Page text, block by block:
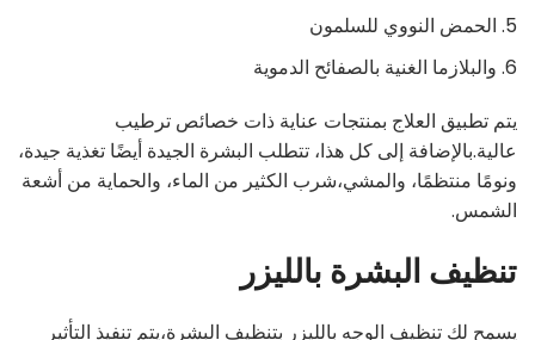
الحمض النووي للسلمون
والبلازما الغنية بالصفائح الدموية
يتم تطبيق العلاج بمنتجات عناية ذات خصائص ترطيب
عالية.بالإضافة إلى كل هذا، تتطلب البشرة الجيدة أيضًا تغذية جيدة،
ونومًا منتظمًا، والمشي،شرب الكثير من الماء، والحماية من أشعة
الشمس.
تنظيف البشرة بالليزر
يسمح لك تنظيف الوجه بالليزر بتنظيف البشرة،يتم تنفيذ التأثير